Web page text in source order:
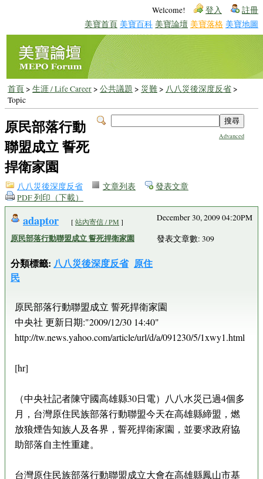
Welcome! 登入 註冊
美寶首頁 美寶百科 美寶論壇 美寶落格 美寶地圖
首頁> 生涯 / Life Career> 公共議題 > 災難> 八八災後深度反省>
Topic
Advanced
原民部落行動
聯盟成立 誓死
捍衛家園
八八災後深度反省 文章列表
發表文章
PDF 列印（下載）
adaptor [站內寄信 / PM ]
原民部落行動聯盟成立 誓死捍衛家園
分類標籤: 八八災後深度反省 原住
民
December 30, 2009 04:20PM
發表文章數: 309
原民部落行動聯盟成立 誓死捍衛家園
中央社 更新日期:"2009/12/30 14:40"
http://tw.news.yahoo.com/article/url/d/a/091230/5/1xwy1.html
[hr]
（中央社記者陳守國高雄縣30日電）八八水災已過4個多
月，台灣原住民族部落行動聯盟今天在高雄縣締盟，燃
放狼煙告知族人及各界，誓死捍衛家園，並要求政府協
助部落自主性重建。
台灣原住民族部落行動聯盟成立大會在高雄縣鳳山市基